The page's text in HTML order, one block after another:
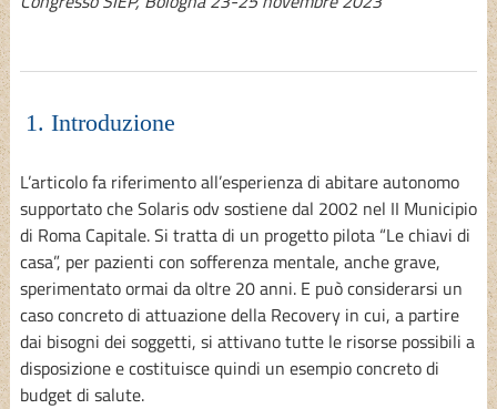
1. Introduzione
L’articolo fa riferimento all’esperienza di abitare autonomo
supportato che Solaris odv sostiene dal 2002 nel II Municipio
di Roma Capitale. Si tratta di un progetto pilota “Le chiavi di
casa”, per pazienti con sofferenza mentale, anche grave,
sperimentato ormai da oltre 20 anni. E può considerarsi un
caso concreto di attuazione della Recovery in cui, a partire
dai bisogni dei soggetti, si attivano tutte le risorse possibili a
disposizione e costituisce quindi un esempio concreto di
budget di salute.